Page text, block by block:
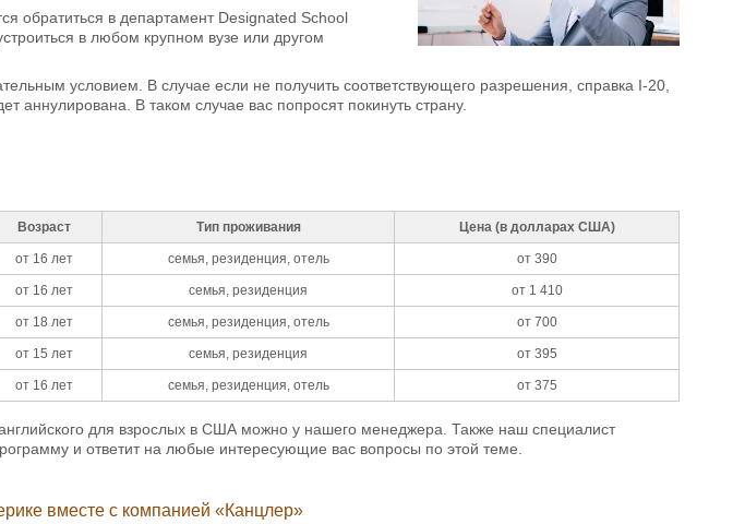
обратиться в департамент Designated School
в любом крупном вузе или другом
условием. В случае если не получить соответствующего разрешения, справка I-20,
аннулирована. В таком случае вас попросят покинуть страну.
Возраст Тип проживания Цена (в долларах США)
от 16 лет семья, резиденция, отель от 390
от 16 лет семья, резиденция от 1 410
от 18 лет семья, резиденция, отель от 700
от 15 лет семья, резиденция от 395
от 16 лет семья, резиденция, отель от 375
для взрослых в США можно у нашего менеджера. Также наш специалист
и ответит на любые интересующие вас вопросы по этой теме.
вместе с компанией «Канцлер»